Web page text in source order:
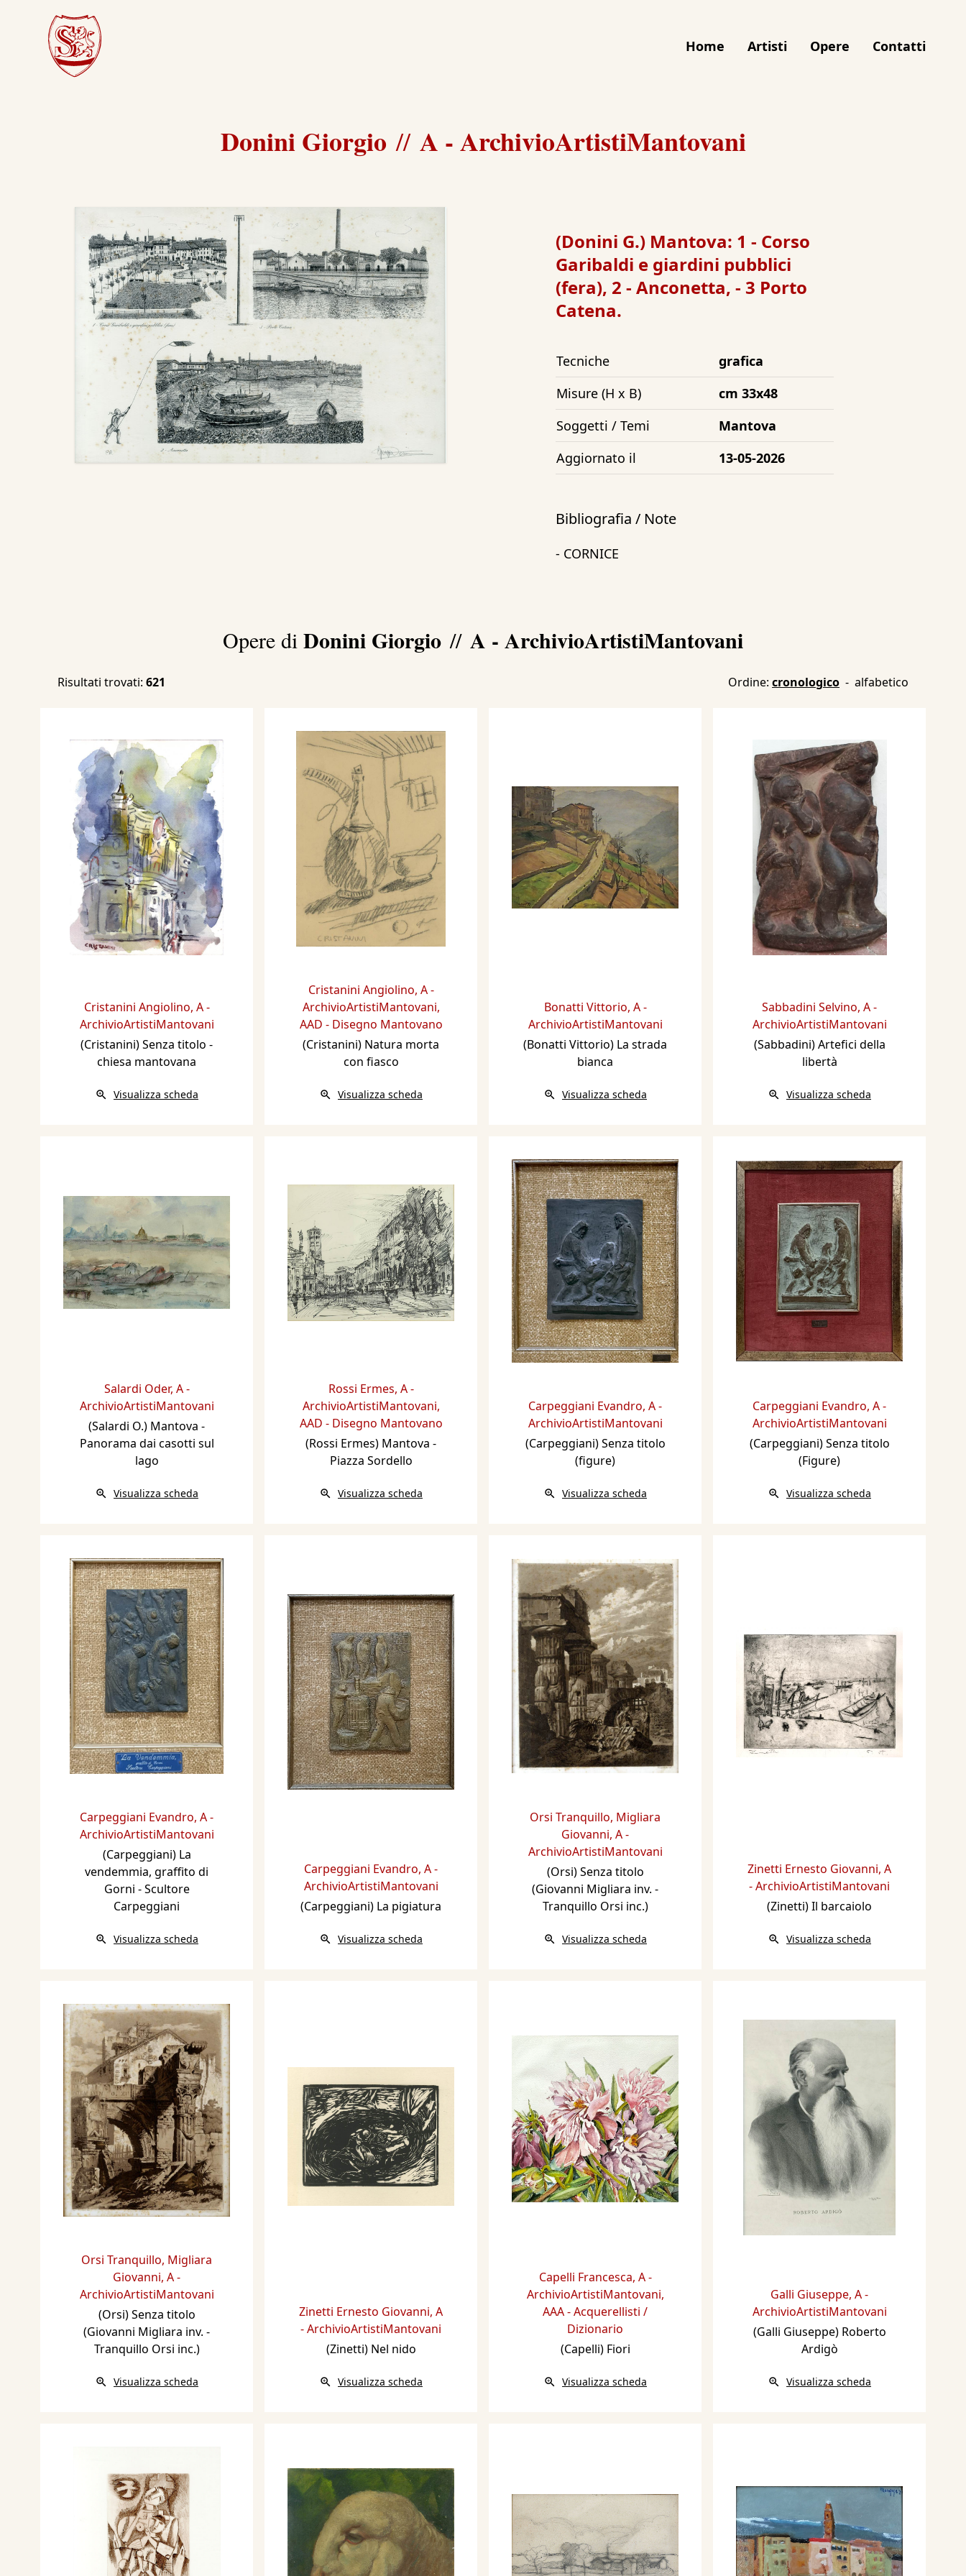
Home Artisti Opere Contatti
Donini Giorgio // A - ArchivioArtistiMantovani
(Donini G.) Mantova: 1 - Corso
Garibaldi e giardini pubblici
(fera), 2 - Anconetta, - 3 Porto
Catena.
Tecniche
grafica
Misure (H x B)
cm 33x48
Soggetti / Temi
Mantova
Aggiornato il
13-05-2026
Bibliografia / Note
- CORNICE
Opere di Donini Giorgio // A - ArchivioArtistiMantovani
Risultati trovati: 621 Ordine: cronologico - alfabetico
Cristanini Angiolino, A -
ArchivioArtistiMantovani
(Cristanini) Senza titolo -
chiesa mantovana
Visualizza scheda
Cristanini Angiolino, A -
ArchivioArtistiMantovani,
AAD - Disegno Mantovano
(Cristanini) Natura morta
con fiasco
Visualizza scheda
Bonatti Vittorio, A -
ArchivioArtistiMantovani
(Bonatti Vittorio) La strada
bianca
Visualizza scheda
Sabbadini Selvino, A -
ArchivioArtistiMantovani
(Sabbadini) Artefici della
libertà
Visualizza scheda
Salardi Oder, A -
ArchivioArtistiMantovani
(Salardi O.) Mantova -
Panorama dai casotti sul
lago
Visualizza scheda
Rossi Ermes, A -
ArchivioArtistiMantovani,
AAD - Disegno Mantovano
(Rossi Ermes) Mantova -
Piazza Sordello
Visualizza scheda
Carpeggiani Evandro, A -
ArchivioArtistiMantovani
(Carpeggiani) Senza titolo
(figure)
Visualizza scheda
Carpeggiani Evandro, A -
ArchivioArtistiMantovani
(Carpeggiani) Senza titolo
(Figure)
Visualizza scheda
Carpeggiani Evandro, A -
ArchivioArtistiMantovani
(Carpeggiani) La
vendemmia, graffito di
Gorni - Scultore
Carpeggiani
Visualizza scheda
Carpeggiani Evandro, A -
ArchivioArtistiMantovani
(Carpeggiani) La pigiatura
Visualizza scheda
Orsi Tranquillo, Migliara
Giovanni, A -
ArchivioArtistiMantovani
(Orsi) Senza titolo
(Giovanni Migliara inv. -
Tranquillo Orsi inc.)
Visualizza scheda
Zinetti Ernesto Giovanni, A
- ArchivioArtistiMantovani
(Zinetti) Il barcaiolo
Visualizza scheda
Orsi Tranquillo, Migliara
Giovanni, A -
ArchivioArtistiMantovani
(Orsi) Senza titolo
(Giovanni Migliara inv. -
Tranquillo Orsi inc.)
Visualizza scheda
Zinetti Ernesto Giovanni, A
- ArchivioArtistiMantovani
(Zinetti) Nel nido
Visualizza scheda
Capelli Francesca, A -
ArchivioArtistiMantovani,
AAA - Acquerellisti /
Dizionario
(Capelli) Fiori
Visualizza scheda
Galli Giuseppe, A -
ArchivioArtistiMantovani
(Galli Giuseppe) Roberto
Ardigò
Visualizza scheda